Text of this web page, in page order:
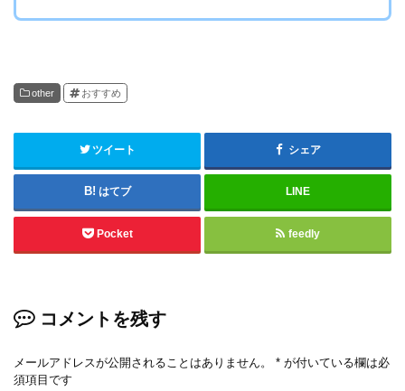
other おすすめ
ツイート シェア
はてブ LINE
Pocket feedly
コメントを残す
メールアドレスが公開されることはありません。 * が付いている欄は必
須項目です